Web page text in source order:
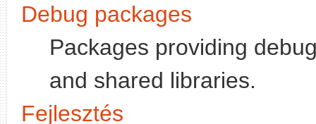
Debug packages
Packages providing
and shared libraries.
Fejlesztés